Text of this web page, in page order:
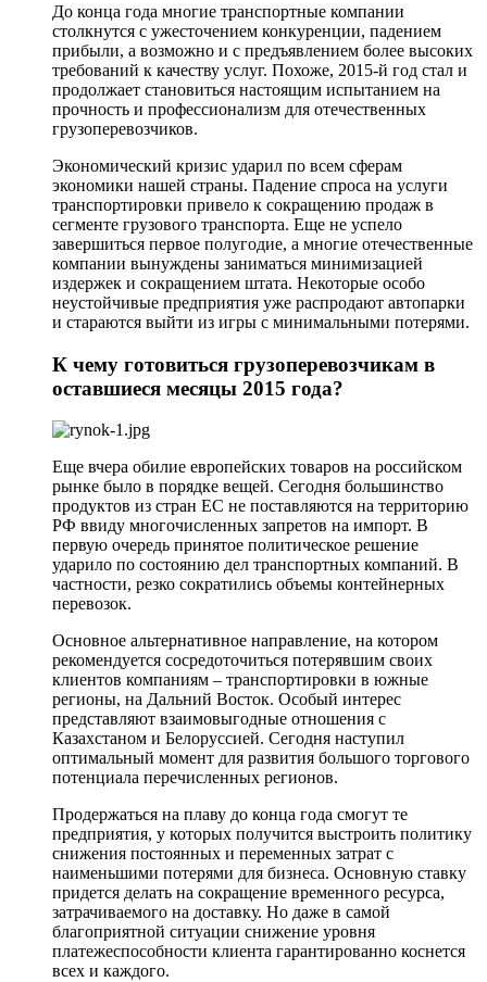
До конца года многие транспортные компании
столкнутся с ужесточением конкуренции, падением
прибыли, а возможно и с предъявлением более высоких
требований к качеству услуг. Похоже, 2015-й год стал и
продолжает становиться настоящим испытанием на
прочность и профессионализм для отечественных
грузоперевозчиков.
Экономический кризис ударил по всем сферам
экономики нашей страны. Падение спроса на услуги
транспортировки привело к сокращению продаж в
сегменте грузового транспорта. Еще не успело
завершиться первое полугодие, а многие отечественные
компании вынуждены заниматься минимизацией
издержек и сокращением штата. Некоторые особо
неустойчивые предприятия уже распродают автопарки
и стараются выйти из игры с минимальными потерями.
К чему готовиться грузоперевозчикам в
оставшиеся месяцы 2015 года?
Еще вчера обилие европейских товаров на российском
рынке было в порядке вещей. Сегодня большинство
продуктов из стран ЕС не поставляются на территорию
РФ ввиду многочисленных запретов на импорт. В
первую очередь принятое политическое решение
ударило по состоянию дел транспортных компаний. В
частности, резко сократились объемы контейнерных
перевозок.
Основное альтернативное направление, на котором
рекомендуется сосредоточиться потерявшим своих
клиентов компаниям – транспортировки в южные
регионы, на Дальний Восток. Особый интерес
представляют взаимовыгодные отношения с
Казахстаном и Белоруссией. Сегодня наступил
оптимальный момент для развития большого торгового
потенциала перечисленных регионов.
Продержаться на плаву до конца года смогут те
предприятия, у которых получится выстроить политику
снижения постоянных и переменных затрат с
наименьшими потерями для бизнеса. Основную ставку
придется делать на сокращение временного ресурса,
затрачиваемого на доставку. Но даже в самой
благоприятной ситуации снижение уровня
платежеспособности клиента гарантированно коснется
всех и каждого.